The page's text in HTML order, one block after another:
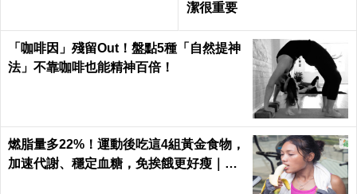
潔很重要
「咖啡因」殘留Out！盤點5種「自然提神
法」不靠咖啡也能精神百倍！
燃脂量多22%！運動後吃這4組黃金食物，
加速代謝、穩定血糖，免挨餓更好瘦｜每